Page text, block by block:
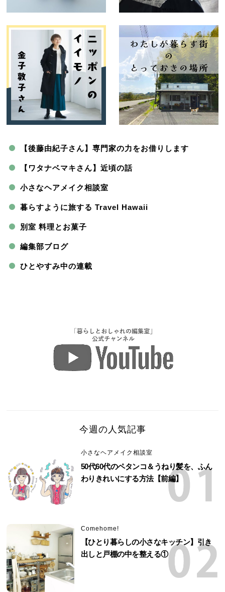
【後藤由紀子さん】専門家の力をお借りします
【ワタナベマキさん】近頃の話
小さなヘアメイク相談室
暮らすように旅する Travel Hawaii
別室 料理とお菓子
編集部ブログ
ひとやすみ中の連載
今週の人気記事
小さなヘアメイク相談室
50代60代のペタンコ＆うねり髪を、ふん
わりきれいにする方法【前編】
Comehome!
【ひとり暮らしの小さなキッチン】引き
出しと戸棚の中を整える①